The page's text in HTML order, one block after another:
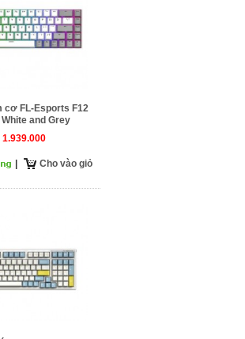
cơ FL-Esports F12
White and Grey
1.939.000
Cho vào giỏ